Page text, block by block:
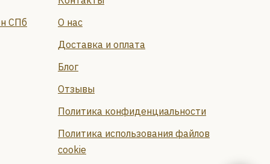
СПб
О нас
Доставка и оплата
Блог
Отзывы
Политика конфиденциальности
Политика использования файлов
cookie